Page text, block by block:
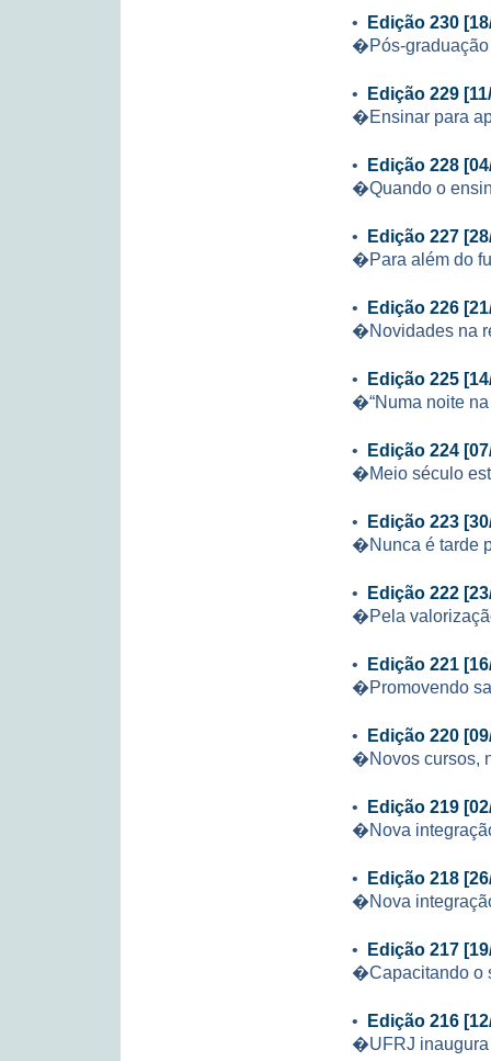
• Edição 230
�Pós-
• Edição 229
�Ensinar para
• Edição 228
�Quando o
• Edição 227
�Para além do
• Edição 226
�Novidades na
• Edição 225
�“Numa noite
• Edição 224
�Meio século
• Edição 223
�Nunca é tarde
• Edição 222
�Pela
• Edição 221
�Promovendo
• Edição 220
�Novos cursos,
• Edição 219
�Nova
• Edição 218
�Nova
• Edição 217
�Capacitando o
• Edição 216
�UFRJ